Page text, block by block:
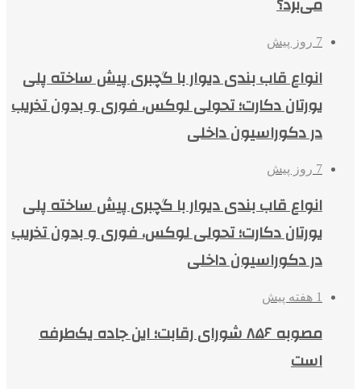
7 روز پیش
انواع قاب بندی دیوار با گچبری پیش ساخته پلی
یورتان دکارت؛ تحولی لوکس، فوری و بدون تخریب
در دکوراسیون داخلی
7 روز پیش
انواع قاب بندی دیوار با گچبری پیش ساخته پلی
یورتان دکارت؛ تحولی لوکس، فوری و بدون تخریب
در دکوراسیون داخلی
1 هفته پیش
مصوبه ۸۵۶ شورای رقابت؛ این جاده یک‌طرفه
است